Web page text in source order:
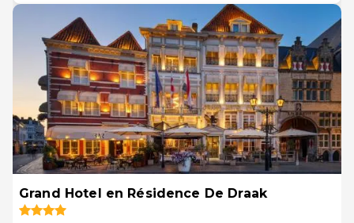
Grand Hotel en Résidence De Draak